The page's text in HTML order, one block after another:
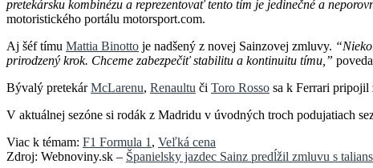
pretekársku kombinézu a reprezentovať tento tím je jedinečné a
motoristického portálu motorsport.com.
Aj šéf tímu Mattia Binotto je nadšený z novej Sainzovej zmluvy.
prirodzený krok. Chceme zabezpečiť stabilitu a kontinuitu tímu,”
Bývalý pretekárMcLarenu, Renaultu či Toro Rosso sa k Ferrari pripojil
V aktuálnej sezóne si rodák z Madridu v úvodných troch podujatiach
Viac k témam: F1 Formula 1 , Veľká cena
Zdroj: Webnoviny.sk – Španielsky jazdec Sainz predĺžil zmluvu s